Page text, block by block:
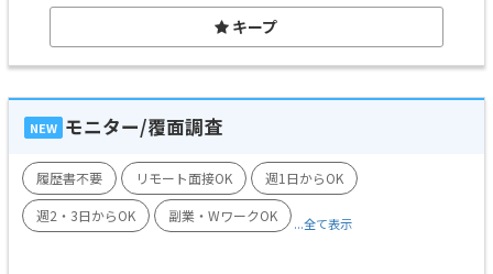
キープ
NEW モニター/覆面調査
履歴書不要 リモート面接OK
週1日からOK
週2・3日からOK
副業・WワークOK ...全て表示